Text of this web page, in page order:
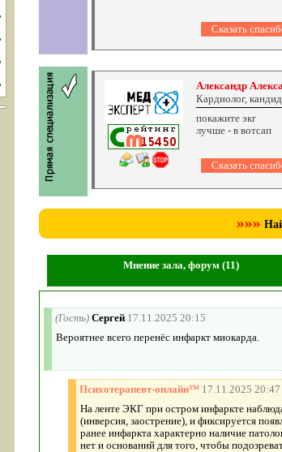
Александр
Кардиолог,
покажите экг
лучше - в вотсап
»»»
Мнение зала, форум (11)
(Гость) Сергей 17.11.2025 20:15
Вероятнее всего перенёс инфаркт миокарда.
Психотерапевт-онлайн™ 17.11.2025 20:47
На ленте ЭКГ при остром инфаркте
(инверсия, заострение), и фиксируется
ранее инфаркта характерно наличие
нет и оснований для того, чтобы